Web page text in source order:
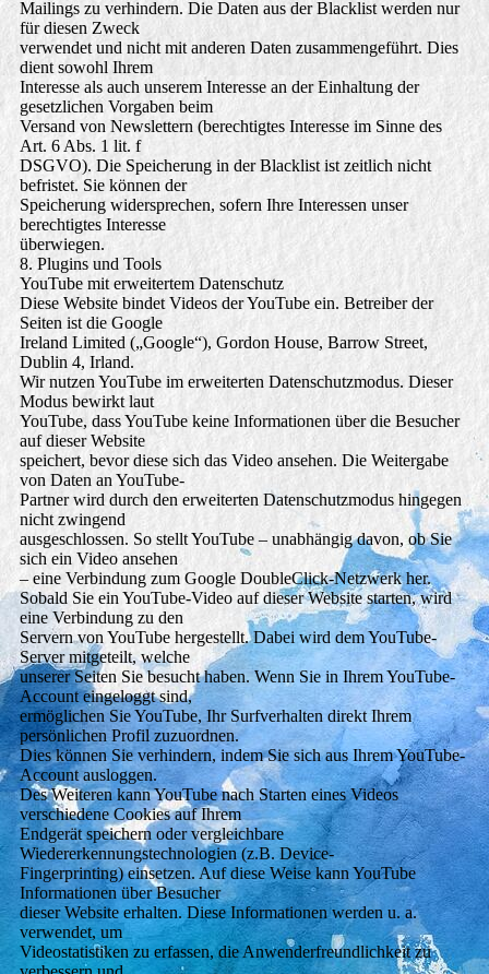
Mailings zu verhindern. Die Daten aus der Blacklist werden nur
für diesen Zweck
verwendet und nicht mit anderen Daten zusammengeführt. Dies
dient sowohl Ihrem
Interesse als auch unserem Interesse an der Einhaltung der
gesetzlichen Vorgaben beim
Versand von Newslettern (berechtigtes Interesse im Sinne des
Art. 6 Abs. 1 lit. f
DSGVO). Die Speicherung in der Blacklist ist zeitlich nicht
befristet. Sie können der
Speicherung widersprechen, sofern Ihre Interessen unser
berechtigtes Interesse
überwiegen.
8. Plugins und Tools
YouTube mit erweitertem Datenschutz
Diese Website bindet Videos der YouTube ein. Betreiber der
Seiten ist die Google
Ireland Limited („Google“), Gordon House, Barrow Street,
Dublin 4, Irland.
Wir nutzen YouTube im erweiterten Datenschutzmodus. Dieser
Modus bewirkt laut
YouTube, dass YouTube keine Informationen über die Besucher
auf dieser Website
speichert, bevor diese sich das Video ansehen. Die Weitergabe
von Daten an YouTube-
Partner wird durch den erweiterten Datenschutzmodus hingegen
nicht zwingend
ausgeschlossen. So stellt YouTube – unabhängig davon, ob Sie
sich ein Video ansehen
– eine Verbindung zum Google DoubleClick-Netzwerk her.
Sobald Sie ein YouTube-Video auf dieser Website starten, wird
eine Verbindung zu den
Servern von YouTube hergestellt. Dabei wird dem YouTube-
Server mitgeteilt, welche
unserer Seiten Sie besucht haben. Wenn Sie in Ihrem YouTube-
Account eingeloggt sind,
ermöglichen Sie YouTube, Ihr Surfverhalten direkt Ihrem
persönlichen Profil zuzuordnen.
Dies können Sie verhindern, indem Sie sich aus Ihrem YouTube-
Account ausloggen.
Des Weiteren kann YouTube nach Starten eines Videos
verschiedene Cookies auf Ihrem
Endgerät speichern oder vergleichbare
Wiedererkennungstechnologien (z.B. Device-
Fingerprinting) einsetzen. Auf diese Weise kann YouTube
Informationen über Besucher
dieser Website erhalten. Diese Informationen werden u. a.
verwendet, um
Videostatistiken zu erfassen, die Anwenderfreundlichkeit zu